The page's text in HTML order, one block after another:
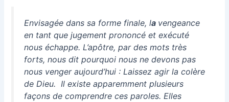
Envisagée dans sa forme finale, la vengeance
en tant que jugement prononcé et exécuté
nous échappe. L’apôtre, par des mots très
forts, nous dit pourquoi nous ne devons pas
nous venger aujourd’hui :Laissez agir la colère
de Dieu. Il existe apparemment plusieurs
façons de comprendre ces paroles. Elles